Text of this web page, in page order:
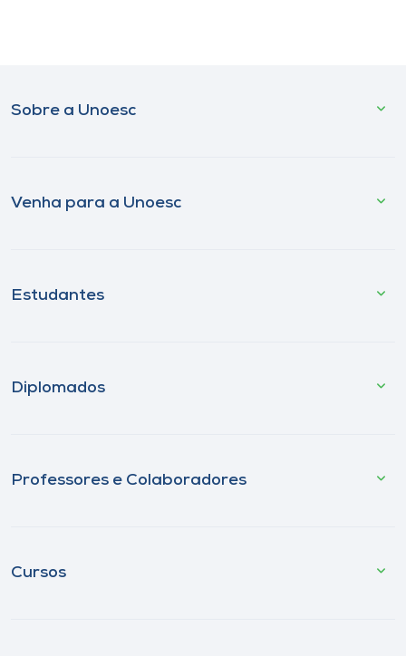
Sobre a Unoesc
Venha para a Unoesc
Estudantes
Diplomados
Professores e Colaboradores
Cursos